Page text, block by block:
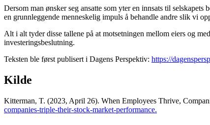
Dersom man ønsker seg ansatte som yter en innsats til
en grunnleggende menneskelig impuls å behandle andre slik vi
Alt i alt tyder disse tallene på at motsetningen mellom eiers og
investeringsbeslutning.
Teksten ble først publisert i Dagens Perspektiv: https://
Kilde
Kitterman, T. (2023, April 26). When Employees Thrive,
companies-triple-their-stock-market-performance.